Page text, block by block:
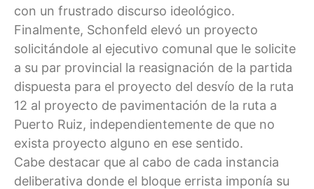
con un frustrado discurso ideológico.
Finalmente, Schonfeld elevó un proyecto
solicitándole al ejecutivo comunal que le solicite
a su par provincial la reasignación de la partida
dispuesta para el proyecto del desvío de la ruta
12 al proyecto de pavimentación de la ruta a
Puerto Ruiz, independientemente de que no
exista proyecto alguno en ese sentido.
Cabe destacar que al cabo de cada instancia
deliberativa donde el bloque errista imponía su